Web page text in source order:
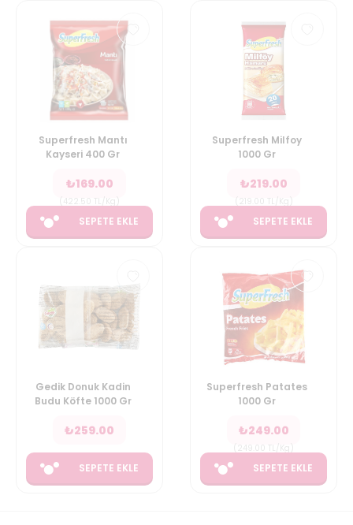
Superfresh Mantı
Kayseri 400 Gr
₺169.00
SEPETE EKLE
Superfresh Milfoy
1000 Gr
₺219.00
SEPETE EKLE
Gedik Donuk Kadin
Budu Köfte 1000 Gr
₺259.00
SEPETE EKLE
Superfresh Patates
1000 Gr
₺249.00
SEPETE EKLE